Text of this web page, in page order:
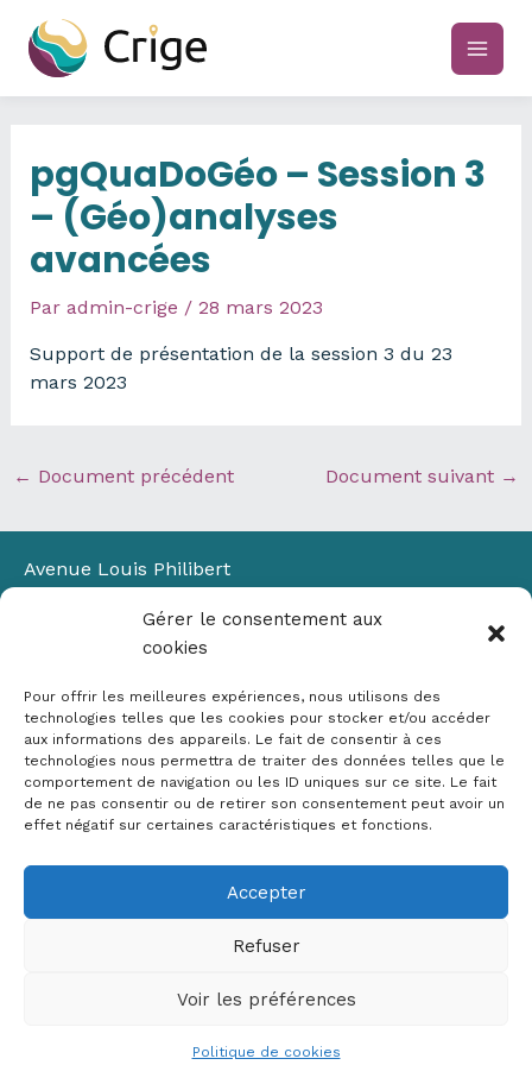
Gérer le consentement aux
cookies
Pour offrir les meilleures expériences, nous utilisons des
technologies telles que les cookies pour stocker et/ou accéder
aux informations des appareils. Le fait de consentir à ces
technologies nous permettra de traiter des données telles que le
comportement de navigation ou les ID uniques sur ce site. Le fait
de ne pas consentir ou de retirer son consentement peut avoir un
effet négatif sur certaines caractéristiques et fonctions.
Accepter
Refuser
Voir les préférences
Politique de cookies
contenu
main
pgQuaDoGéo – Session 3
– (Géo)analyses
avancées
Par admin-crige / 28 mars 2023
Support de présentation de la session 3 du 23
mars 2023
← Document précédent Document suivant →
Avenue Louis Philibert
Bâtiment Laennec
13100 Aix-en-Provence
✉ contact@crige-paca.org
Mentions légales
RGPD
Copyright © 2026 Crige PACA